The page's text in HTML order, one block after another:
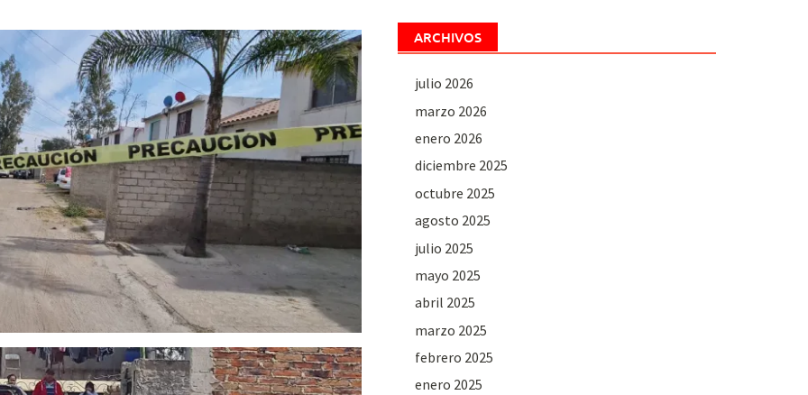
ARCHIVOS
julio 2026
marzo 2026
enero 2026
diciembre 2025
octubre 2025
agosto 2025
julio 2025
mayo 2025
abril 2025
marzo 2025
febrero 2025
enero 2025